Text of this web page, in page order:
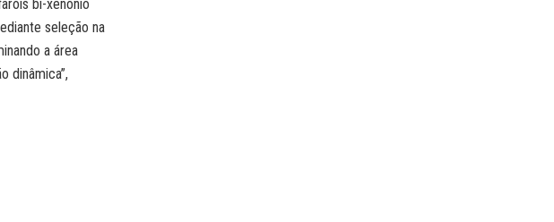
bi-xenônio
seleção na
a área
dinâmica”,